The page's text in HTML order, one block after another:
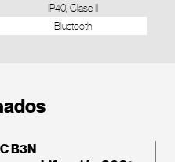
IP40, Clase II
Bluetooth
B3N